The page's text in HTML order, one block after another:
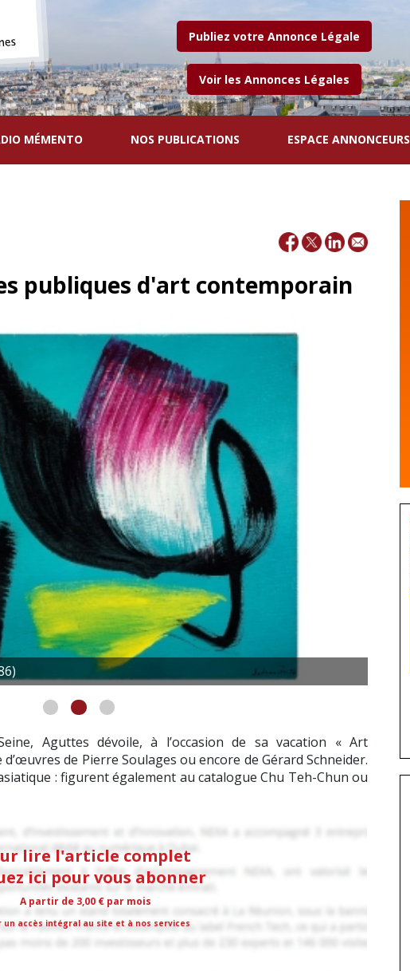
Publiez votre Annonce Légale
Voir les Annonces Légales
MÉMENTO NOS PUBLICATIONS ESPACE ANNONCEURS
publiques d'art contemporain
Aguttes dévoile, à l’occasion de sa vacation « Art
de Pierre Soulages ou encore de Gérard Schneider.
: figurent également au catalogue Chu Teh-Chun ou
lire l'article complet
ici pour vous abonner
A partir de 3,00 € par mois
un accès intégral au site et à nos services